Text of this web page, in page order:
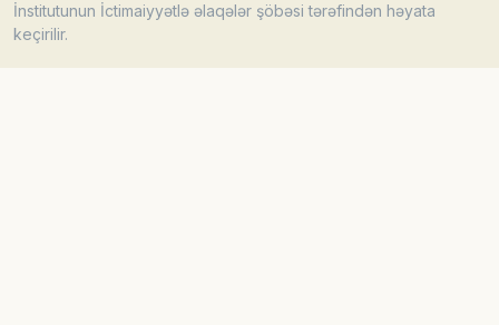
İnstitutunun İctimaiyyətlə əlaqələr şöbəsi tərəfindən həyata
keçirilir.